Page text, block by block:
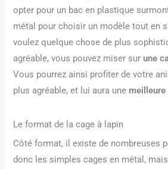
opter pour un bac en plastique
métal pour choisir un modèle tout en
voulez quelque chose de plus
agréable, vous pouvez miser surune
Vous pourrez ainsi profiter de votre
plus agréable, et lui aura une meilleure
Le format de la cage à lapin
Côté format, il existe de nombreuses
donc les simples cages en métal,